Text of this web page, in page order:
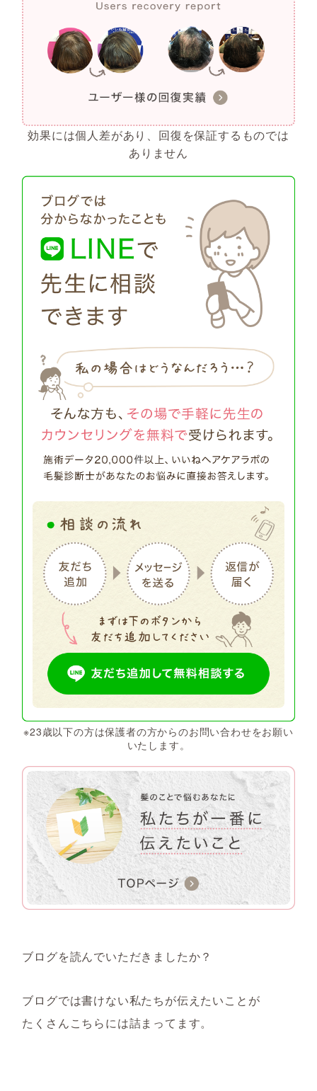
効果には個人差があり、回復を保証するものでは
ありません
※23歳以下の方は保護者の方からのお問い合わせをお願い
いたします。
ブログを読んでいただきましたか？
ブログでは書けない私たちが伝えたいことが
たくさんこちらには詰まってます。